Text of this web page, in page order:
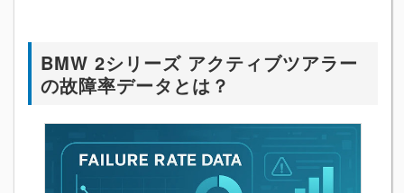
BMW 2シリーズ アクティブツアラー
の故障率データとは？